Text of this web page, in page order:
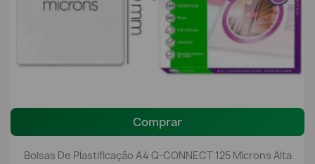
Comprar
Bolsas De Plastificação A4 Q-CONNECT 125 Mícrons Alta